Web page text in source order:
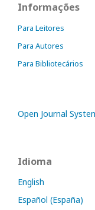
Informações
Para Leitores
Para Autores
Para Bibliotecários
Open Journal
Idioma
English
Español (España)